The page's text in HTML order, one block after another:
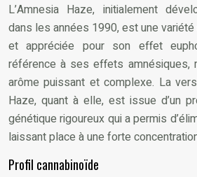
L’Amnesia Haze, initialement
dans les années 1990, est une
et appréciée pour son effet
référence à ses effets amnésiques,
arôme puissant et complexe. La
Haze, quant à elle, est issue d’un
génétique rigoureux qui a permis
laissant place à une forte
Profil cannabinoïde